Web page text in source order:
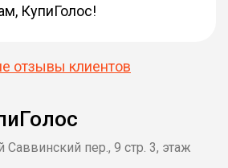
КупиГолос!
отзывы клиентов
пер., 9 стр. 3, этаж